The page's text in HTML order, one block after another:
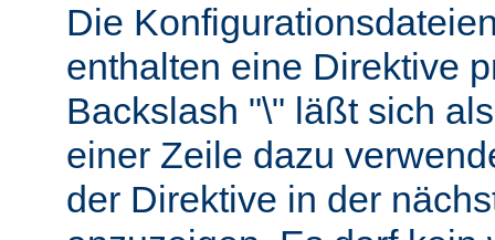
Die
enthalten eine Direktive
Backslash "\" läßt sich
einer Zeile dazu
der Direktive in der